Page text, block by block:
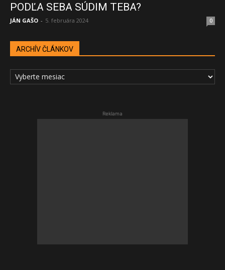
PODĽA SEBA SÚDIM TEBA?
JÁN GAŠO - 5. februára 2024 0
ARCHÍV ČLÁNKOV
ARCHÍV
ČLÁNKOV
Reklama